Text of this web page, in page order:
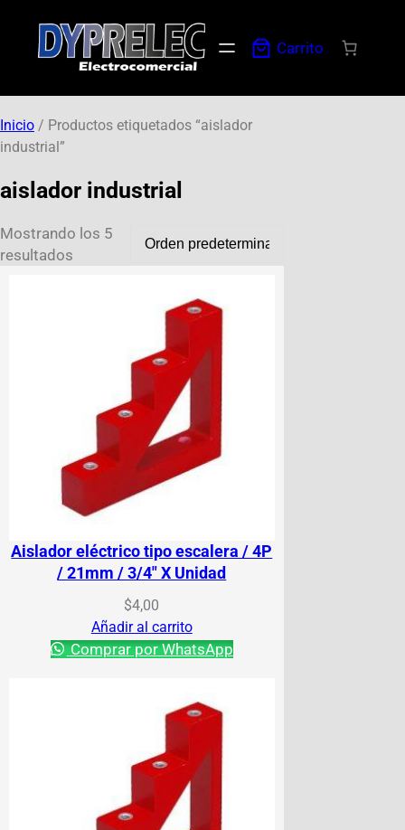
Carrito
Inicio / Productos etiquetados “aislador
industrial”
aislador industrial
Mostrando los 5
resultados
Aislador eléctrico tipo escalera / 4P
/ 21mm / 3/4″ X Unidad
$4,00
Añadir al carrito
Comprar por WhatsApp